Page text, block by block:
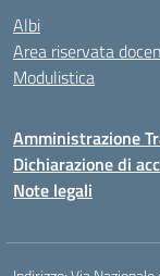
Albi
Area riservata
Modulistica
Amministrazione
Dichiarazione di
Note legali